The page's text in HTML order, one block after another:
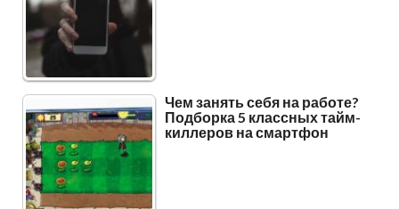
Чем занять себя на работе?
Подборка 5 классных тайм-
киллеров на смартфон